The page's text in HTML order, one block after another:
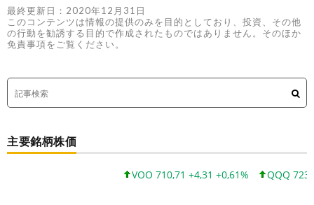
最終更新日：2020年12月31日
このコンテンツは情報の提供のみを目的としており、投資、その他
の行動を勧誘する目的で作成されたものではありません。そのほか
免責事項をご覧ください。
主要銘柄株価
VOO 710,71 +4,31 +0,61% QQQ 723,03